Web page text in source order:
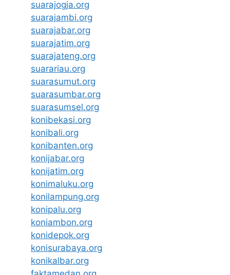
suarajogja.org
suarajambi.org
suarajabar.org
suarajatim.org
suarajateng.org
suarariau.org
suarasumut.org
suarasumbar.org
suarasumsel.org
konibekasi.org
konibali.org
konibanten.org
konijabar.org
konijatim.org
konimaluku.org
konilampung.org
konipalu.org
koniambon.org
konidepok.org
konisurabaya.org
konikalbar.org